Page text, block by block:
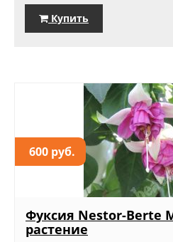
Купить
600 руб.
Фуксия Nestor-Berte
растение